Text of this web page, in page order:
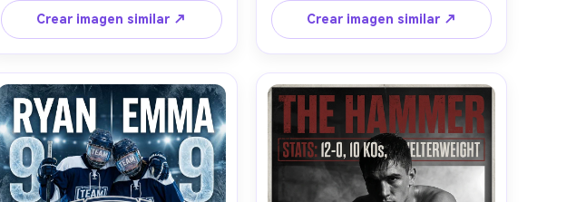
negro y dorado, detalles metálicos
como foil, [NAME] en serif moderno,
[YEAR] en versalitas, fondo con
viñeta texturizada, sangrado limpio;
focos de arena con contraste
fuerte, Nikon Z8, 50mm f/1.8,
encuadre de pecho para arriba,
ambiente editorial, piel fotorrealista
y sombras naturales, alta resolución,
listo para imprimir --ar 4:5
Crear imagen similar ↗
detrás del brazo, [NAME] y
[NUMBER] apilados, pequeño
espacio para logo del equipo, sutil
grano de papel; luz de estadio
brillante con reflejos fríos, Sony A7R
V, 135mm f/2, tres cuartos de
cuerpo, ambiente de acción,
costuras y guante detallados,
enfoque nítido, alta resolución --ar
4:5
Crear imagen similar ↗